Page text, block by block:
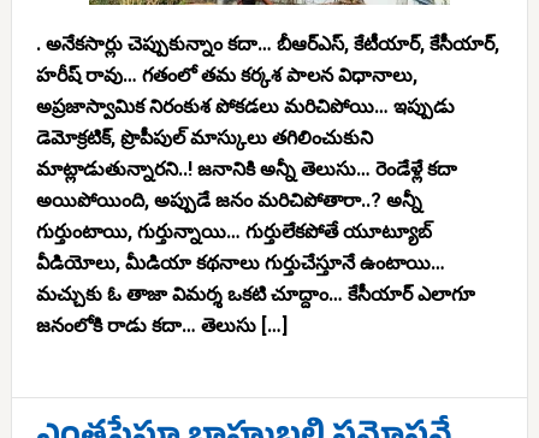
. అనేకసార్లు చెప్పుకున్నాం కదా… బీఆర్ఎస్, కేటీయార్, కేసీయార్,
హరీష్ రావు… గతంలో తమ కర్కశ పాలన విధానాలు,
అప్రజాస్వామిక నిరంకుశ పోకడలు మరిచిపోయి… ఇప్పుడు
డెమోక్రటిక్, ప్రొపీపుల్ మాస్కులు తగిలించుకుని
మాట్లాడుతున్నారని..! జనానికి అన్నీ తెలుసు… రెండేళ్లే కదా
అయిపోయింది, అప్పుడే జనం మరిచిపోతారా..? అన్నీ
గుర్తుంటాయి, గుర్తున్నాయి… గుర్తులేకపోతే యూట్యూబ్
వీడియోలు, మీడియా కథనాలు గుర్తుచేస్తూనే ఉంటాయి…
మచ్చుకు ఓ తాజా విమర్శ ఒకటి చూద్దాం… కేసీయార్ ఎలాగూ
జనంలోకి రాడు కదా… తెలుసు […]